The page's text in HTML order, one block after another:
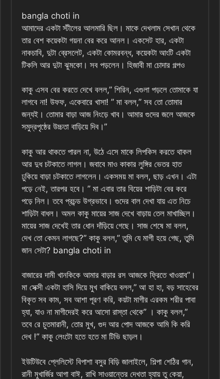
bangla choti in
আমাদের একটা স্টীলের আলমারি ছিল। মাকে দেখলাম সেখান থেকে
তার বেশ কয়েকটা গয়না বের করে আনল। একসেট হার, একটা
নাকচাবি, দুটা ব্রেসলেট, একটা কোমরবন্ধ, কয়েকটা আংটি একটা
টিকলি আর দুটা ঝুমকো। সব পড়লেন। হিজাবী মা চোদার গল্পও
কাকু এসব বের করতে দেখে বলল,” শিরিন, এগুলা পড়লে তোমাকে যা
লাগবে না! উফফ, একেবারে খাসা! ” মা বলল,” সব তো তোমার
জন্যই। তোমার বাড়া আজ নিংড়ে খাব। আমার গুদের জলে আজকে
সমুদ্রপৃষ্ঠের উচ্চতা বাড়িয়ে দিব।”
কাকু আর থাকতে পারল না, উঠে এসে মাকে লিপকিস করতে থাকল
আর দুধ চটকাতে লাগল। জবাবে মাও কাকার লুঙ্গির ভেতর হাত
ঢুকিয়ে বাড়া চটকাতে লাগলেন। একসময় মা বলল, ছাড় এখন। এটা
পড়ে নেই, তারপর হবে। ” মা‌ এবার তার বিয়ের শাড়িটা বের করে
পড়ে নিল। তবে প্রচন্ড উগ্রভাবে। গুদের বাল দেখা যায় এত নিচে
শাড়িটা বাধল। অমল কাকু মায়ের সাজ দেখে বাড়ায় তেল মাখাচ্ছিল।
মায়ের সাজ দেখেই তার ধোন দাঁড়িয়ে গেছে। সাজ শেষে মা বলল,
দেখ তো কেমন লাগছে?” কাকু বলল,” তুমি যে মাগী হয়ে গেছ, তুমি
জান সেটা? bangla choti in
বাজারের দামী খানকিকে আমার বাড়ার রস আজকে ফ্রিতে খাওয়াব”।
মা সেক্সী একটা হাসি দিয়ে মুখ বাকিয়ে বলল,” আ হা হা, বড় সাহেবের
বিকৃত সব কাম, সব আশা পূরণ করি, কয়টা মাগীর এরকম শরীর পাবা
হ্যা, যাও না মাগীদেরই করে আসো রাস্তা থেকে” । কাকু বলল,”
তবে রে চুতমারানী, তোর মুখ, গুদ আর পোদ আজকে আমি কি করি
দেখ !” কাকু লেংটো হতে হতে মা টিভি ছাড়ল।
ইউটিউবে প্লেলিস্টে বিপাশা বসুর বিড়ি জালাইলে, শিল্পা শেঠির গান,
রানী মুখার্জির আগা বাঈ, রাখি সাওয়ান্তের দেখতা হ্যায় তু কেয়া,